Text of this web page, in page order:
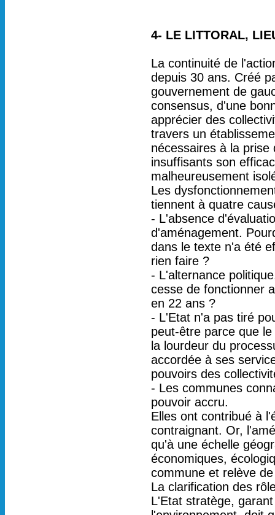
4- LE LITTORAL,
La continuité de
depuis 30 ans. Créé
gouvernement de
consensus, d'une
apprécier des
travers un
nécessaires à la
insuffisants son
malheureusement
Les
tiennent à quatre
- L'absence
d'aménagement.
dans le texte n'a été
rien faire ?
- L'alternance
cesse de fonctionner
en 22 ans ?
- L'Etat n'a pas tiré
peut-être parce que
la lourdeur du
accordée à ses
pouvoirs des
- Les communes
pouvoir accru.
Elles ont contribué à
contraignant. Or,
qu'à une échelle
économiques,
commune et relève
La clarification des
L'Etat stratège,